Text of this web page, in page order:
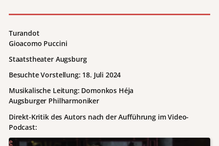
Turandot
Gioacomo Puccini
Staatstheater Augsburg
Besuchte Vorstellung: 18. Juli 2024
Musikalische Leitung: Domonkos Héja
Augsburger Philharmoniker
Direkt-Kritik des Autors nach der Aufführung im Video-
Podcast:
e
a
t
e
s
c
h
t
z
e